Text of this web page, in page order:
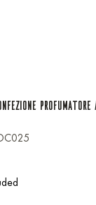
PROFUMATORE